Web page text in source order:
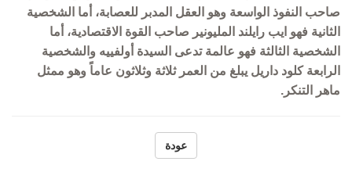
صاحب النفوذ الواسعة وهو العقل المدبر للعصابة، أما الشخصية
الثانية فهو ايب رايلند المليونير صاحب القوة الاقتصادية، أما
الشخصية الثالثة فهو عالمة تدعى السيدة أولفييه والشخصية
الرابعة كلود داريل يبلغ من العمر ثلاثة وثلاثون عاماً وهو ممثل
ماهر التنكر.
عودة